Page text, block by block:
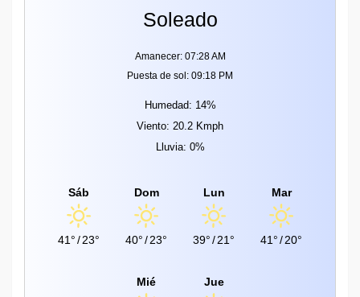
Soleado
Amanecer: 07:28 AM
Puesta de sol: 09:18 PM
Humedad: 14%
Viento: 20.2 Kmph
Lluvia: 0%
Sáb
41°/23°
Dom
40°/23°
Lun
39°/21°
Mar
41°/20°
Mié Jue